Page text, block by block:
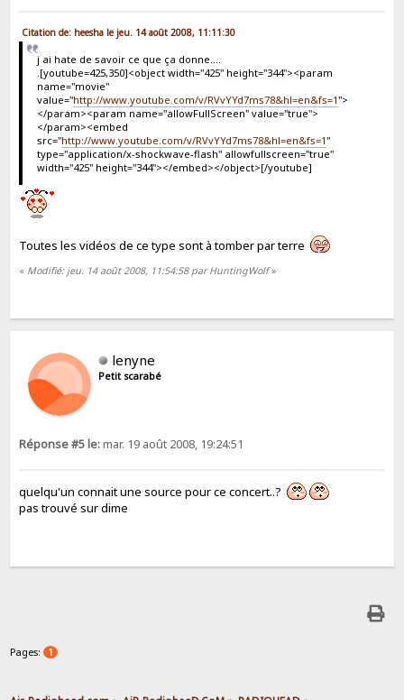
Citation de: heesha le jeu. 14 août 2008, 11:11:30
j ai hate de savoir ce que ça donne....
.[youtube=425,350]<object width="425" height="344"><param
name="movie"
value="http://www.youtube.com/v/RVvYYd7ms78&hl=en&fs=1">
</param><param name="allowFullScreen" value="true">
</param><embed
src="http://www.youtube.com/v/RVvYYd7ms78&hl=en&fs=1"
type="application/x-shockwave-flash" allowfullscreen="true"
width="425" height="344"></embed></object>[/youtube]
Toutes les vidéos de ce type sont à tomber par terre
« Modifié: jeu. 14 août 2008, 11:54:58 par HuntingWolf»
lenyne
Petit scarabé
Réponse #5 le:mar. 19 août 2008, 19:24:51
quelqu'un connait une source pour ce concert..?
pas trouvé sur dime
Pages: 1